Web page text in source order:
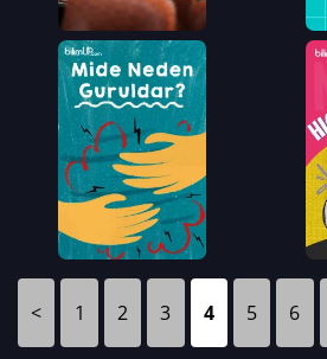
< 1 2 3 4 5 6